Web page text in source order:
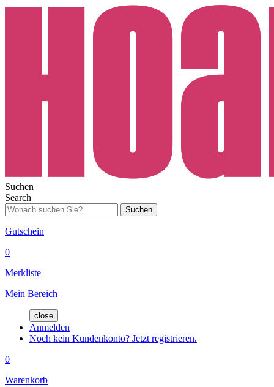
Suchen
Search
Suchen
Gutschein
0
Merkliste
Mein Bereich
close
Anmelden
Noch kein Kundenkonto? Jetzt registrieren.
0
Warenkorb